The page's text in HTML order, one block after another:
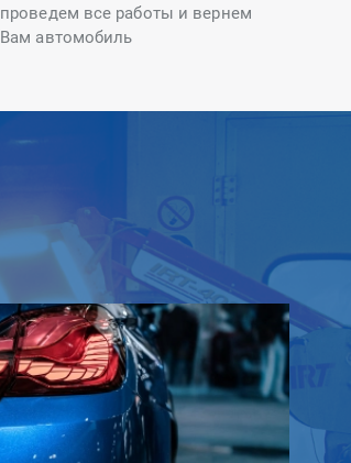
проведем все работы и вернем
Вам автомобиль